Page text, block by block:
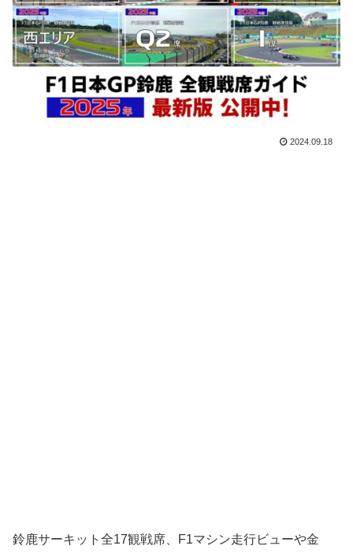
2024.09.18
鈴鹿サーキット全17観戦席、F1マシン走行ビューや金